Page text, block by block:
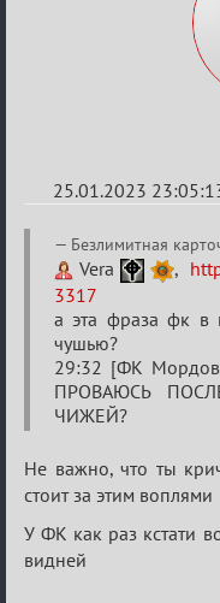
25.01.2023
Re:
Обсуждение
«Justice»
Безлимитная
Vera ,
3317
а эта фраза фк в
чушью?
29:32 [ФК
ПРОВАЮСЬ
ЧИЖЕЙ?
Не важно, что ты
стоит за этим воплями
У ФК как раз кстати
видней